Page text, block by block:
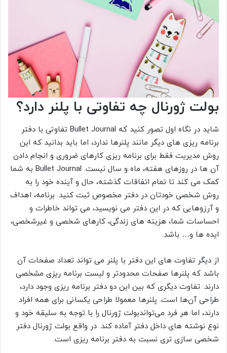
بولت ژورنال چه تفاوتی با پلنر دارد؟
شاید در نگاه اول تصور کنید که Bullet Journal تفاوتی با دفتر
برنامه‌ ریزی‌ های دیگر مانند پلنرها ندارد، اما باید بدانید که این
روش مدیریت فقط برای برنامه‌ ریزی کارهای ضروری و انجام دادن
آن‌ ها در روزهای هفته، ماه و سال نیست. Bullet Journal به شما
کمک می‌ کند تا تمام اتفاقات گذشته، حال و آینده خود را به
روش شخصی خودتان در دفتر مخصوص ثبت کنید. برنامه، اهداف
و آرزوهایی که در این دفتر می‌ نویسید، می‌ تواند خاطرات و
احساسات شما، هزینه‌ های زندگی، کارهای شخصی و غیرشخصی،
ایده‌ ها و… باشد.
از دیگر تفاوت‌ های این دفتر با پلنر می‌ تواند تعداد صفحات آن
باشد که پلنرها صفحات محدودتر و لیست برنامه‌ ریزی مشخصی
دارند. تفاوت دیگری که بین این دو دفتر برنامه‌ ریزی وجود دارد،
طراحی آن‌ها است. پلنرها معمولا طراحی یکسانی برای همه افراد
دارند، اما هر فرد می‌تواندبولت ژورنال را با توجه به سلیقه خود و
نوع نوشته‌ های داخل دفتر آماده کند. در واقع بولت ژورنال دفتر
شخصی سازی تری نسبت به دفتر برنامه ریزی است.